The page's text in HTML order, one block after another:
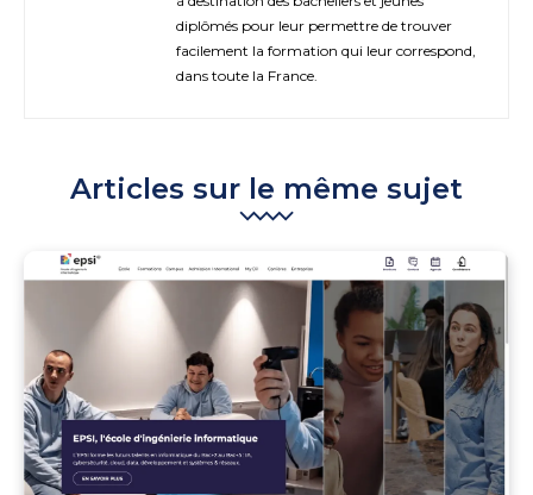
diplômés pour leur permettre de trouver
facilement la formation qui leur correspond,
dans toute la France.
Articles sur le même sujet